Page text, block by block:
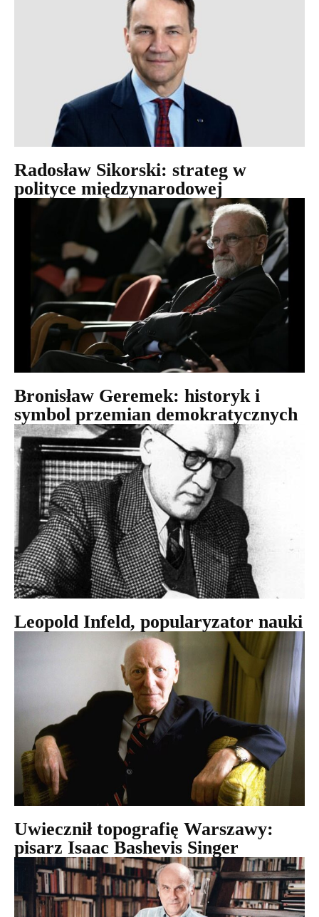
Radosław Sikorski: strateg w
polityce międzynarodowej
Bronisław Geremek: historyk i
symbol przemian demokratycznych
Leopold Infeld, popularyzator nauki
Uwiecznił topografię Warszawy:
pisarz Isaac Bashevis Singer